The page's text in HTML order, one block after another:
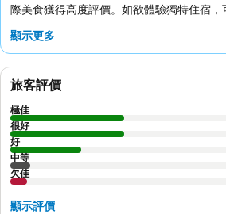
際美食獲得高度評價。如欲體驗獨特住宿
顯示更多
旅客評價
極佳
很好
好
中等
欠佳
顯示評價